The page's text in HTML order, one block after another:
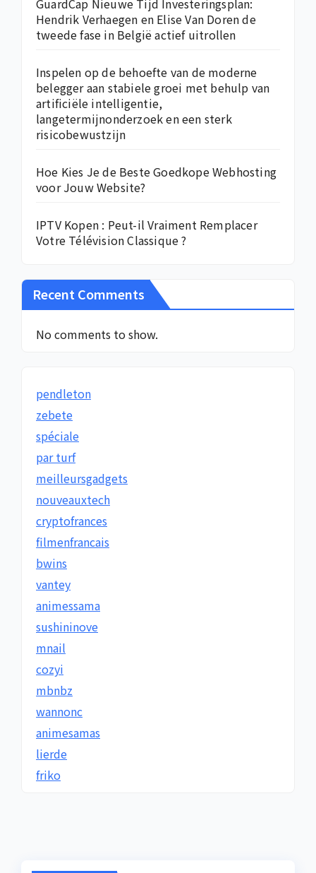
GuardCap Nieuwe Tijd Investeringsplan:
Hendrik Verhaegen en Elise Van Doren de
tweede fase in België actief uitrollen
Inspelen op de behoefte van de moderne
belegger aan stabiele groei met behulp van
artificiële intelligentie,
langetermijnonderzoek en een sterk
risicobewustzijn
Hoe Kies Je de Beste Goedkope Webhosting
voor Jouw Website?
IPTV Kopen : Peut-il Vraiment Remplacer
Votre Télévision Classique ?
Recent Comments
No comments to show.
pendleton
zebete
spéciale
par turf
meilleursgadgets
nouveauxtech
cryptofrances
filmenfrancais
bwins
vantey
animessama
sushininove
mnail
cozyi
mbnbz
wannonc
animesamas
lierde
friko